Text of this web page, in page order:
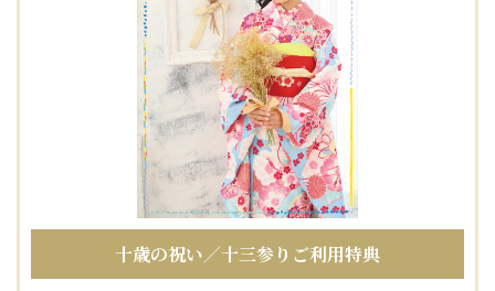
十歳の祝い／十三参りご利用特典